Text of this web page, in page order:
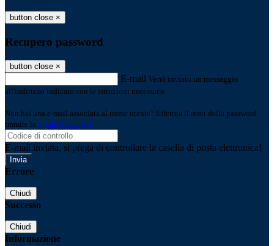
button close ×
Recupero password
button close ×
E-mail Verrà inviato un messaggio
all'indirizzo indicato con le istruzioni necessarie.
Non hai una e-mail associata al nome utente? Effettua il reset della password
tramite la Login Spaggiari
E-mail inviata, si prega di controllare la casella di posta elettronica!
Errore
Chiudi
Successo
Chiudi
Informazione